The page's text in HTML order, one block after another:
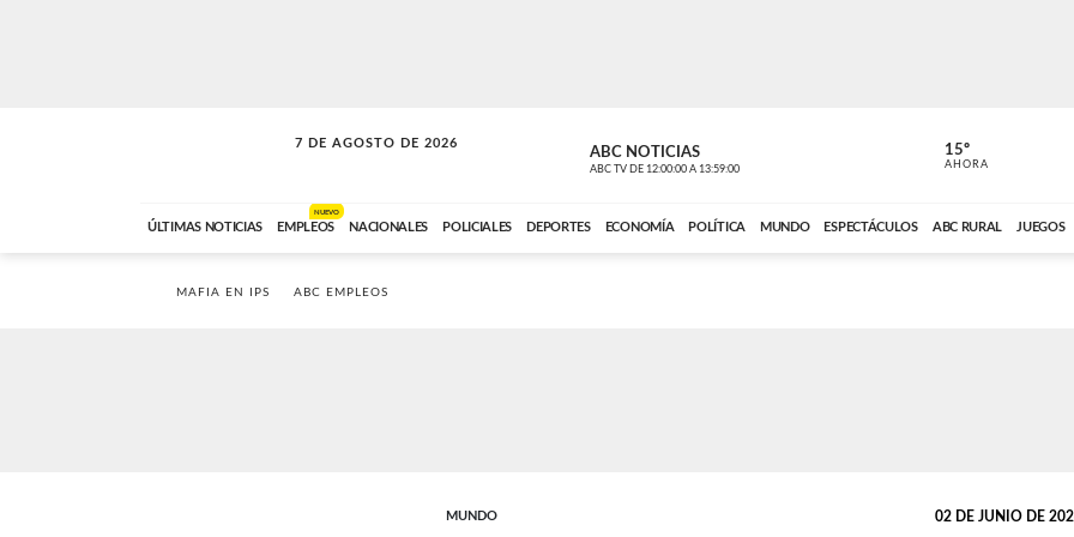
7 DE AGOSTO DE 2026
A DE LA TARDE ABC NOTICIAS
ABC TV DE 12:00:00 A 13:59:00 ABC CARDINAL
15º
AHORA
ÚLTIMAS NOTICIAS EMPLEOS
NUEVO
NACIONALES POLICIALES DEPORTES ECONOMÍA POLÍTICA MUNDO ESPECTÁCULOS ABC RURAL JUEGOS
MAFIA EN IPS ABC EMPLEOS
MUNDO 02 DE JUNIO DE